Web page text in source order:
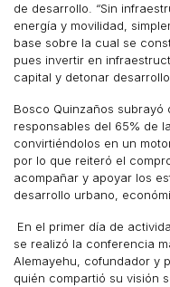
de desarrollo. “Sin
energía y movilidad,
base sobre la cual se
pues invertir en
capital y detonar
Bosco Quinzaños subrayó
responsables del 65% de
convirtiéndolos en un
por lo que reiteró el
acompañar y apoyar los
desarrollo urbano,
En el primer día de
se realizó la conferencia
Alemayehu, cofundador y
quién compartió su visión